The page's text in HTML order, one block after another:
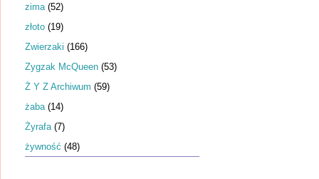
zima (52)
złoto (19)
Zwierzaki (166)
Zygzak McQueen (53)
Ż Y Z Archiwum (59)
żaba (14)
Żyrafa (7)
żywność (48)